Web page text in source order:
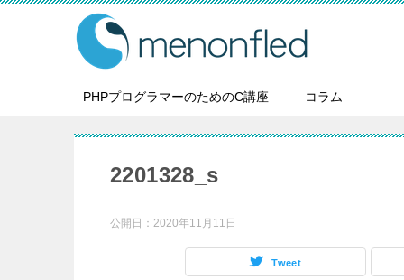
PHPプログラマーのためのC講座 コラム
2201328_s
公開日： 2020年11月11日
Tweet